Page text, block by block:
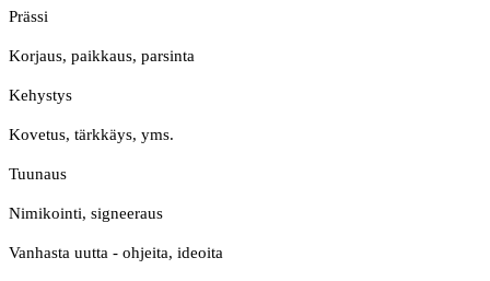
Prässi
Korjaus, paikkaus, parsinta
Kehystys
Kovetus, tärkkäys, yms.
Tuunaus
Nimikointi, signeeraus
Vanhasta uutta - ohjeita, ideoita